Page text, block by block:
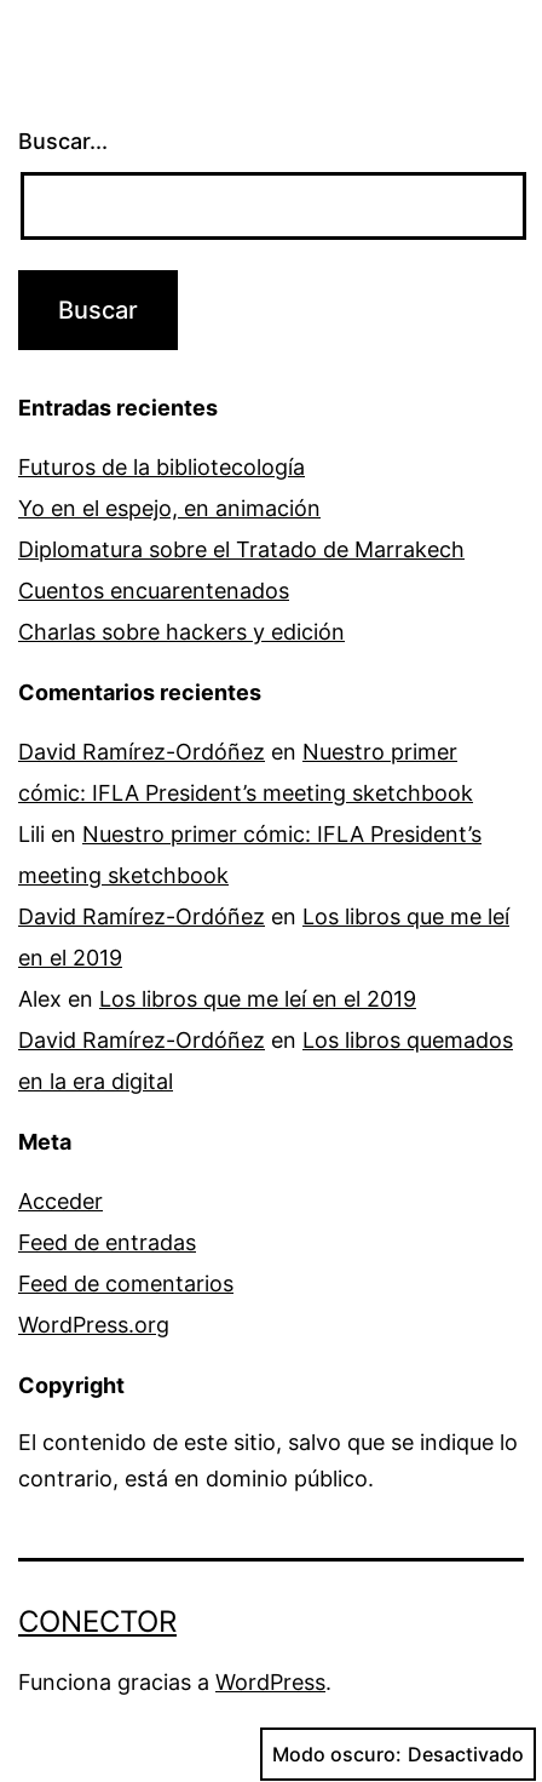
Buscar...
Entradas recientes
Futuros de la bibliotecología
Yo en el espejo, en animación
Diplomatura sobre el Tratado de Marrakech
Cuentos encuarentenados
Charlas sobre hackers y edición
Comentarios recientes
David Ramírez-Ordóñez en Nuestro primer
cómic: IFLA President’s meeting sketchbook
Lili en Nuestro primer cómic: IFLA President’s
meeting sketchbook
David Ramírez-Ordóñez en Los libros que me leí
en el 2019
Alex en Los libros que me leí en el 2019
David Ramírez-Ordóñez en Los libros quemados
en la era digital
Meta
Acceder
Feed de entradas
Feed de comentarios
WordPress.org
Copyright
El contenido de este sitio, salvo que se indique lo
contrario, está en dominio público.
CONECTOR
Funciona gracias a WordPress.
Modo oscuro: